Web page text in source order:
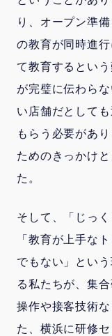
り、オープン準
の教育が同時進
て教育するとい
が完璧に伝わら
い店舗だとして
もらう必要があ
ためのきっかけ
た。
そして、「じっ
「教育が上手な
でもない」とい
る私たちが、集
操作や接客技術
た、横浜に研修